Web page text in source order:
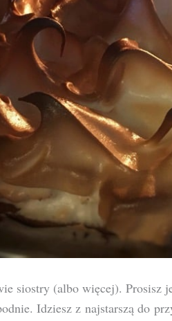
siostry (albo więcej). Prosisz
Idziesz z najstarszą do